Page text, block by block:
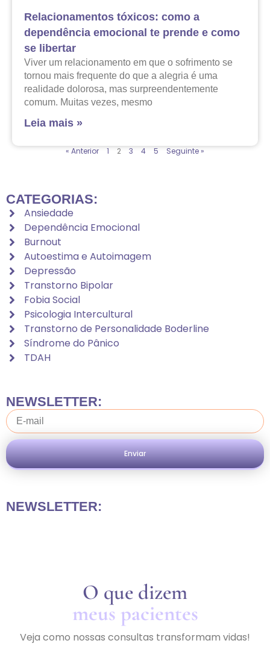
Relacionamentos tóxicos: como a
dependência emocional te prende e como
se libertar
Viver um relacionamento em que o sofrimento se
tornou mais frequente do que a alegria é uma
realidade dolorosa, mas surpreendentemente
comum. Muitas vezes, mesmo
Leia mais »
« Anterior 1 2 3 4 5 Seguinte »
CATEGORIAS:
Ansiedade
Dependência Emocional
Burnout
Autoestima e Autoimagem
Depressão
Transtorno Bipolar
Fobia Social
Psicologia Intercultural
Transtorno de Personalidade Boderline
Síndrome do Pânico
TDAH
NEWSLETTER:
Enviar
NEWSLETTER:
O que dizem
meus pacientes
Veja como nossas consultas transformam vidas!